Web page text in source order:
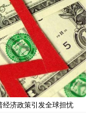
济政策引发全球担忧